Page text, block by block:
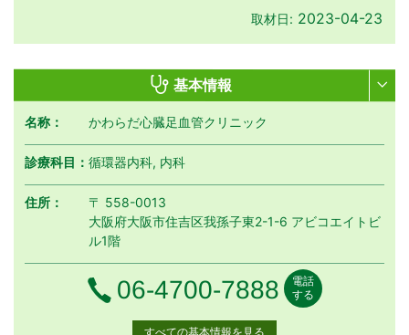
取材日: 2023-04-23
基本情報
名称： かわらだ心臓足血管クリニック
診療科目：循環器内科, 内科
住所：
〒 558-0013
大阪府大阪市住吉区我孫子東2-1-6 アビコエイトビ
ル1階
電話番号
06-4700-7888
電話
する
すべての基本情報を見る